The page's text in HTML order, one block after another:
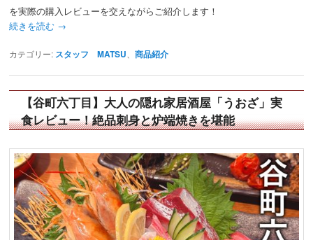
を実際の購入レビューを交えながらご紹介します！
続きを読む →
カテゴリー: スタッフ MATSU 、商品紹介
【谷町六丁目】大人の隠れ家居酒屋「うおざ」実
食レビュー！絶品刺身と炉端焼きを堪能